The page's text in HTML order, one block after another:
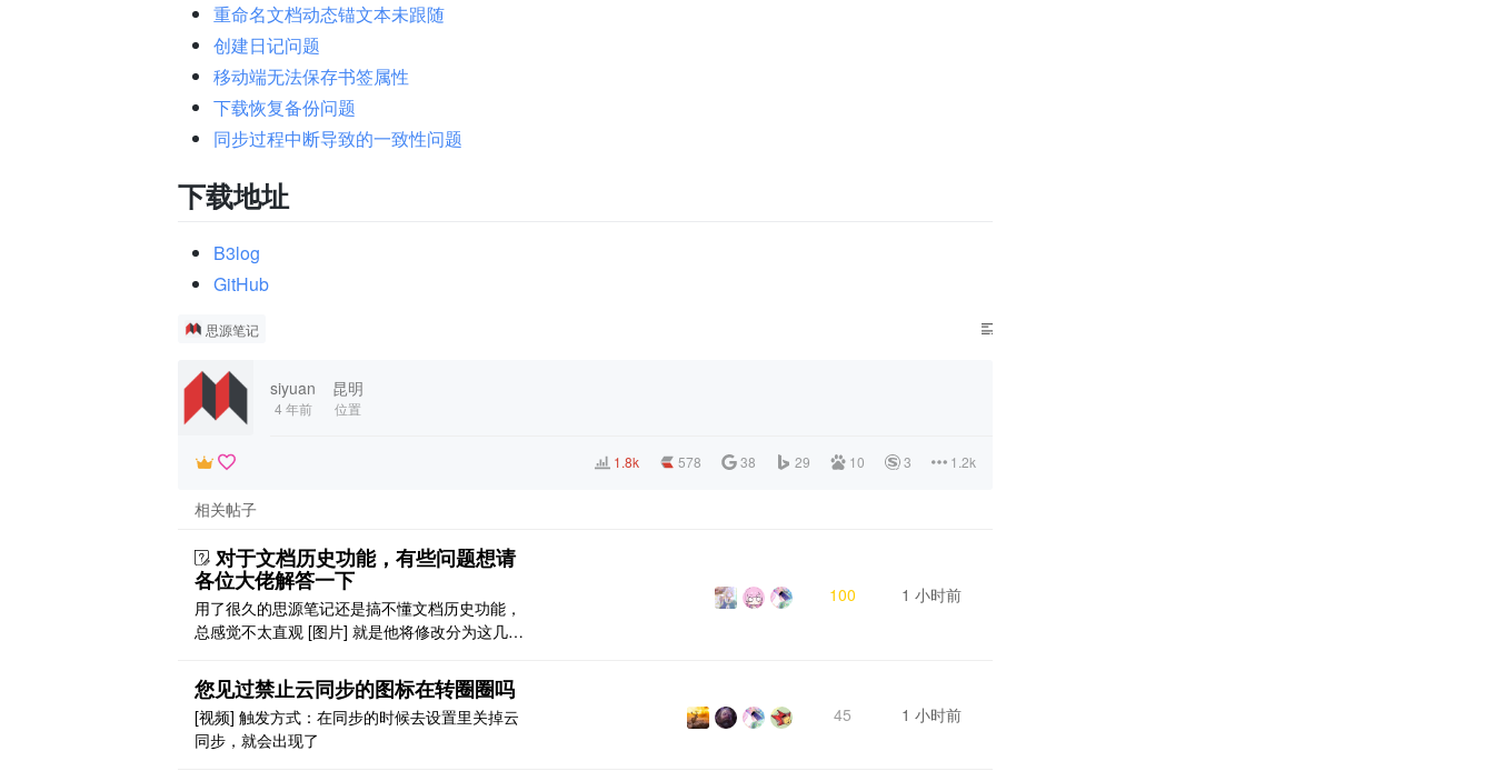
重命名文档动态锚文本未跟随
创建日记问题
移动端无法保存书签属性
下载恢复备份问题
同步过程中断导致的一致性问题
下载地址
B3log
GitHub
思源笔记
siyuan
4 年前
昆明
位置
1.8k 578 38 29 10 3 1.2k
相关帖子
对于文档历史功能，有些问题想请
各位大佬解答一下
用了很久的思源笔记还是搞不懂文档历史功能，
总感觉不太直观 [图片] 就是他将修改分为这几类
说，更新，我更新了什么？也没有标注啊 很多时
候，我只是想知道，我的上一个版本和现在编辑
器中的内容差什么，很难知晓，也可能是我不知
道用法？ 有个疑问，为什么不做成像 trilium 一样
100 1 小时前
您见过禁止云同步的图标在转圈圈吗
[视频] 触发方式：在同步的时候去设置里关掉云
同步，就会出现了
45 1 小时前